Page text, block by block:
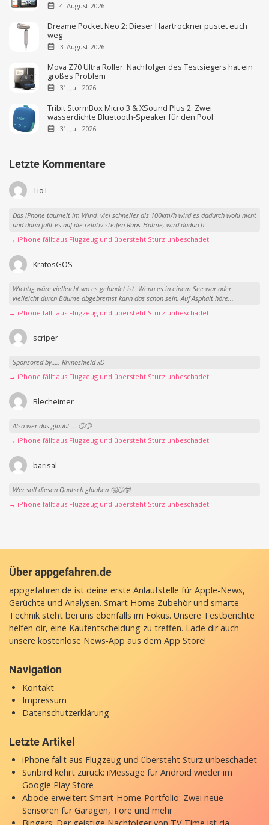
4. August 2026
Dreame Pocket Neo 2: Dieser Haartrockner pustet euch
weg
3. August 2026
Mova Z70 Ultra Roller: Nachfolger des Testsiegers hat ein
großes Problem
31. Juli 2026
Tribit StormBox Micro 3 & XSound Plus 2: Zwei
wasserdichte Bluetooth-Speaker für den Pool
31. Juli 2026
Letzte Kommentare
TioT
Das iPhone taumelt im Wind, viel schneller als 100km/h wird es dadurch wohl nicht
und dann fällt es auf die relativ steifen Raps-Halme, wird dadurch...
→ iPhone fällt aus Flugzeug und übersteht Sturz unbeschadet
KratosGOS
Wichtig wäre vielleicht wo es gelandet ist. Wenn es in einem See war oder
vielleicht durch Bäume abgebremst kann das schon sein. Auf Asphalt höre...
→ iPhone fällt aus Flugzeug und übersteht Sturz unbeschadet
scriper
Sponsored by….. Rhinoshield xD
→ iPhone fällt aus Flugzeug und übersteht Sturz unbeschadet
Blecheimer
Also wer das glaubt … 🙄🙄
→ iPhone fällt aus Flugzeug und übersteht Sturz unbeschadet
barisal
Wer soll diesen Quatsch glauben 🤔🙄🤓
→ iPhone fällt aus Flugzeug und übersteht Sturz unbeschadet
Über appgefahren.de
appgefahren.de ist deine erste Anlaufstelle für Apple-News,
Gerüchte und Analysen. Smart Home Zubehör und smarte
Technik steht bei uns ebenfalls im Fokus. Unsere Testberichte
helfen dir, eine Kaufentscheidung zu treffen. Lade dir auch
unsere kostenlose News-App aus dem App Store!
Navigation
Kontakt
Impressum
Datenschutzerklärung
Letzte Artikel
iPhone fällt aus Flugzeug und übersteht Sturz unbeschadet
Sunbird kehrt zurück: iMessage für Android wieder im
Google Play Store
Abode erweitert Smart-Home-Portfolio: Zwei neue
Sensoren für Garagen, Tore und mehr